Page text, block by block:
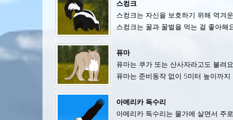
스컹크
스컹크는 자신을 보호하기 위해 역겨
스컹크는 꿀과 꿀벌을 먹는 걸 좋아해
퓨마
퓨마는 쿠가 또는 산사자라고도 불려
퓨마는 준비동작 없이 5미터 높이까지
아메리카 독수리
아메리카 독수리는 물가에 살면서 주